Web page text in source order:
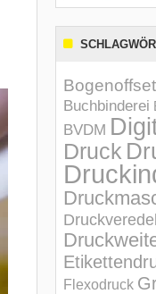
Bogenoffset
Buchbinderei
BVDM
Druck
Flexodruck